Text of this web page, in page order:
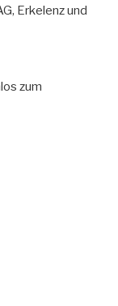
Erkelenz und
zum